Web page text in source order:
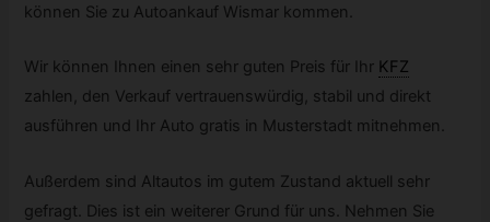
können Sie zu Autoankauf Wismar kommen.
Wir können Ihnen einen sehr guten Preis für Ihr KFZ
zahlen, den Verkauf vertrauenswürdig, stabil und direkt
ausführen und Ihr Auto gratis in Musterstadt mitnehmen.
Außerdem sind Altautos im gutem Zustand aktuell sehr
gefragt. Dies ist ein weiterer Grund für uns. Nehmen Sie